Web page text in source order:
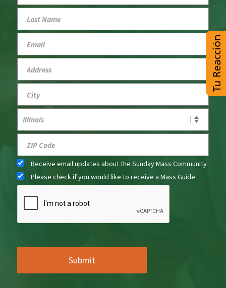
Receive email updates about the Sunday Mass Community
Please check if you would like to receive a Mass Guide